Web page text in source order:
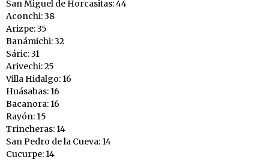
San Miguel de Horcasitas: 44
Aconchi: 38
Arizpe: 35
Banámichi: 32
Sáric: 31
Arivechi: 25
Villa Hidalgo: 16
Huásabas: 16
Bacanora: 16
Rayón: 15
Trincheras: 14
San Pedro de la Cueva: 14
Cucurpe: 14